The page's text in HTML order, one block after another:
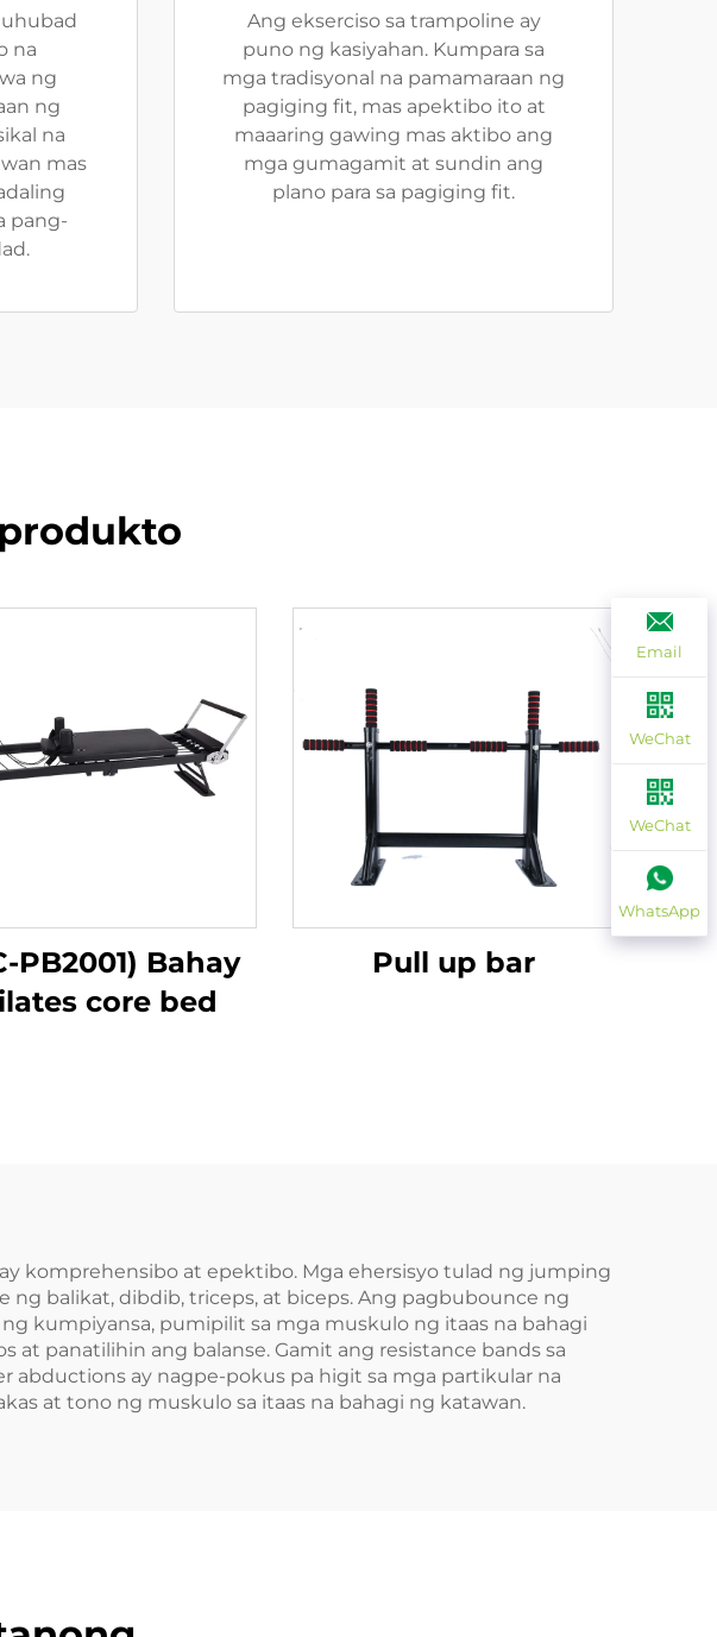
na
ng
ng
na
mas
pang-
Ang ekserciso sa trampoline ay
puno ng kasiyahan. Kumpara sa
mga tradisyonal na pamamaraan ng
pagiging fit, mas apektibo ito at
maaaring gawing mas aktibo ang
mga gumagamit at sundin ang
plano para sa pagiging fit.
PB2001) Bahay
core bed
Pull up bar
komprehensibo at epektibo. Mga ehersisyo tulad ng jumping
balikat, dibdib, triceps, at biceps. Ang pagbubounce ng
kumpiyansa, pumipilit sa mga muskulo ng itaas na bahagi
panatilihin ang balanse. Gamit ang resistance bands sa
abductions ay nagpe-pokus pa higit sa mga partikular na
at tono ng muskulo sa itaas na bahagi ng katawan.
Email
WeChat
WeChat
WhatsApp